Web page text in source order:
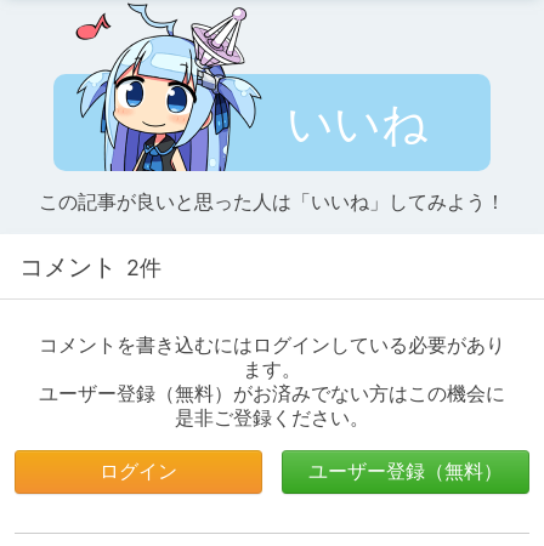
いいね
この記事が良いと思った人は「いいね」してみよう！
コメント 2件
コメントを書き込むにはログインしている必要があり
ます。
ユーザー登録（無料）がお済みでない方はこの機会に
是非ご登録ください。
ログイン ユーザー登録（無料）